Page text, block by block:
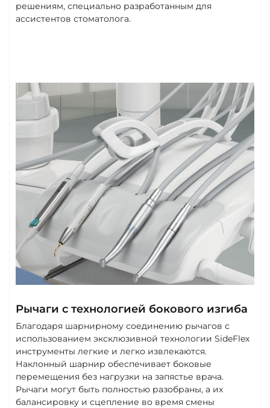
решениям, специально разработанным для
ассистентов стоматолога.
Рычаги с технологией бокового изгиба
Благодаря шарнирному соединению рычагов с
использованием эксклюзивной технологии SideFlex
инструменты легкие и легко извлекаются.
Наклонный шарнир обеспечивает боковые
перемещения без нагрузки на запястье врача.
Рычаги могут быть полностью разобраны, а их
балансировку и сцепление во время смены